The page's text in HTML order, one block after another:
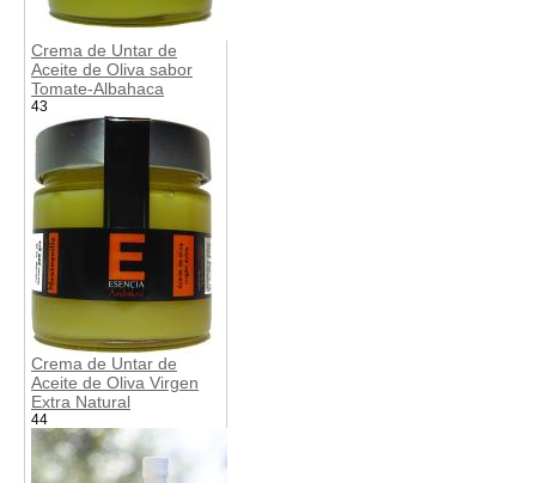
Crema de Untar de
Aceite de Oliva sabor
Tomate-Albahaca
43
Crema de Untar de
Aceite de Oliva Virgen
Extra Natural
44